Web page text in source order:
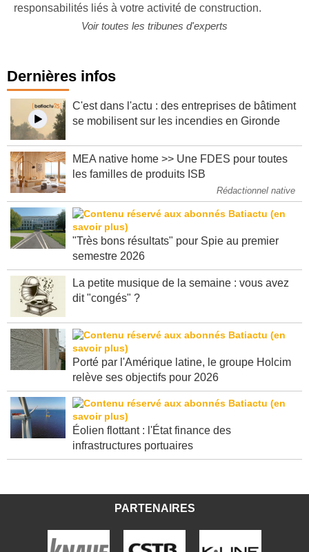
responsabilités liés à votre activité de construction.
Voir toutes les tribunes d'experts
Dernières infos
C'est dans l'actu : des entreprises de bâtiment
se mobilisent sur les incendies en Gironde
MEA native home >> Une FDES pour toutes
les familles de produits ISB
Rédactionnel native
"Très bons résultats" pour Spie au premier
semestre 2026
La petite musique de la semaine : vous avez
dit "congés" ?
Porté par l'Amérique latine, le groupe Holcim
relève ses objectifs pour 2026
Éolien flottant : l'État finance des
infrastructures portuaires
PARTENAIRES